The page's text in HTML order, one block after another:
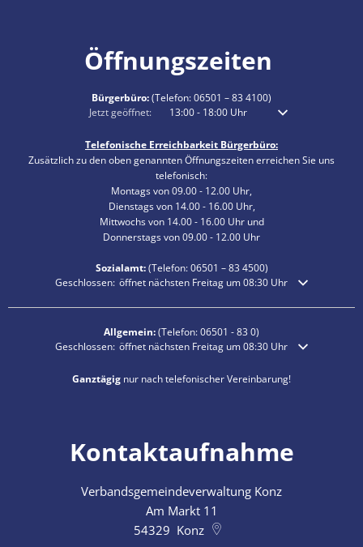
Öffnungszeiten
Bürgerbüro:(Telefon:06501 – 83 4100)
Klicken, um weitere Öffnungs- oder Schließzeiten auszublenden
Jetzt geöffnet: 13:00- 18:00Uhr Von 13:00 bis 18:00
Telefonische Erreichbarkeit Bürgerbüro:
Zusätzlich zu den oben genannten Öffnungszeiten erreichen Sie uns
telefonisch:
Montags von 09.00 - 12.00 Uhr,
Dienstags von 14.00 - 16.00 Uhr,
Mittwochs von 14.00 - 16.00 Uhr und
Donnerstags von 09.00 - 12.00 Uhr
Sozialamt:(Telefon:06501 – 834500)
Klicken, um weitere Öffnungs- oder Schließzeiten auszublenden
Geschlossen: öffnet nächsten Freitag um 08:30 Uhr
Allgemein:(Telefon:06501 - 83 0)
Klicken, um weitere Öffnungs- oder Schließzeiten auszublenden
Geschlossen: öffnet nächsten Freitag um 08:30 Uhr
Ganztägig nur nach telefonischer Vereinbarung!
Kontaktaufnahme
Verbandsgemeindeverwaltung Konz
Am Markt 11
54329 Konz